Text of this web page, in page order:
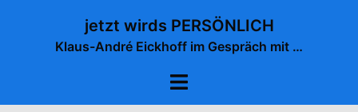
jetzt wirds PERSÖNLICH
Klaus-André Eickhoff im Gespräch mit …
Menü